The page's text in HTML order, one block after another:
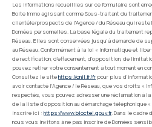
Les informations recueillies sur ce formulaire sont
Boite Immo agissant comme Sous-traitant du
clientèle/prospects de l'Agence / du Réseau qui reste
Données personnelles. La base légale du traitement
Réseau. Elles sont conservées jusqu'à demande de
au Réseau. Conformément à la loi « informatique et
de rectification, d’effacement, d’opposition, de
pouvez retirer votre consentement à tout moment en
Consultez le sitehttps://cnil.fr/fr pour plus
avoir contacté l'Agence / le Réseau, que vos droits «
respectés, vous pouvez adresser une réclamation à la
de la liste d'opposition au démarchage téléphonique
inscrire ici : https://www.bloctel.gouv.fr. Dans le cadre
nous vous invitons à ne pas inscrire de Données